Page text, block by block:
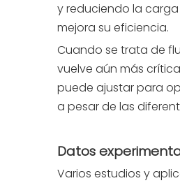
y reduciendo la
mejora su eficiencia.
Cuando se trata de
vuelve aún más
puede ajustar para
a pesar de las
Datos
Varios estudios y